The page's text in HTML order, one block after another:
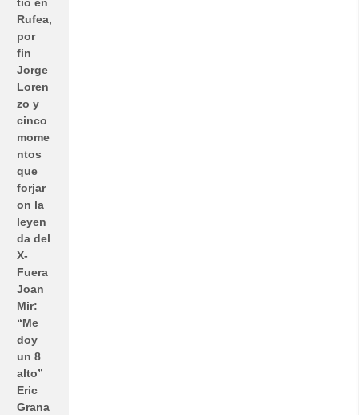
Rufea,
por
fin
Jorge
Loren
zo y
cinco
mome
ntos
que
forjar
on la
leyen
da del
X-
Fuera
Joan
Mir:
“Me
doy
un 8
alto”
Eric
Grana